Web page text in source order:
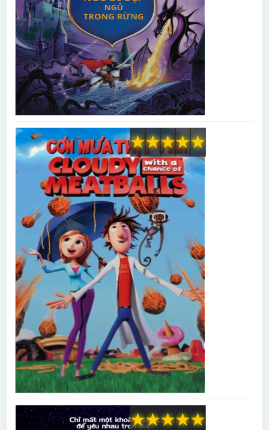
★
★
★
★
★
★
★
★
★
★